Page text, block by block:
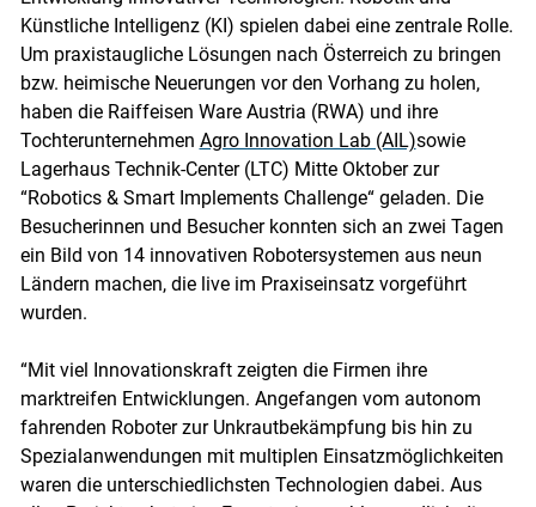
Künstliche Intelligenz (KI) spielen dabei eine zentrale Rolle.
Um praxistaugliche Lösungen nach Österreich zu bringen
bzw. heimische Neuerungen vor den Vorhang zu holen,
haben die Raiffeisen Ware Austria (RWA) und ihre
Tochterunternehmen Agro Innovation Lab (AIL)sowie
Lagerhaus Technik-Center (LTC) Mitte Oktober zur
“Robotics & Smart Implements Challenge“ geladen. Die
Besucherinnen und Besucher konnten sich an zwei Tagen
ein Bild von 14 innovativen Robotersystemen aus neun
Ländern machen, die live im Praxiseinsatz vorgeführt
wurden.
“Mit viel Innovationskraft zeigten die Firmen ihre
marktreifen Entwicklungen. Angefangen vom autonom
fahrenden Roboter zur Unkrautbekämpfung bis hin zu
Spezialanwendungen mit multiplen Einsatzmöglichkeiten
waren die unterschiedlichsten Technologien dabei. Aus